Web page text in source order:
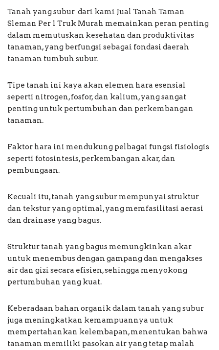
Tanah yang subur dari kami Jual Tanah Taman
Sleman Per 1 Truk Murah memainkan peran penting
dalam memutuskan kesehatan dan produktivitas
tanaman, yang berfungsi sebagai fondasi daerah
tanaman tumbuh subur.
Tipe tanah ini kaya akan elemen hara esensial
seperti nitrogen, fosfor, dan kalium, yang sangat
penting untuk pertumbuhan dan perkembangan
tanaman.
Faktor hara ini mendukung pelbagai fungsi fisiologis
seperti fotosintesis, perkembangan akar, dan
pembungaan.
Kecuali itu, tanah yang subur mempunyai struktur
dan tekstur yang optimal, yang memfasilitasi aerasi
dan drainase yang bagus.
Struktur tanah yang bagus memungkinkan akar
untuk menembus dengan gampang dan mengakses
air dan gizi secara efisien, sehingga menyokong
pertumbuhan yang kuat.
Keberadaan bahan organik dalam tanah yang subur
juga meningkatkan kemampuannya untuk
mempertahankan kelembapan, menentukan bahwa
tanaman memiliki pasokan air yang tetap malah